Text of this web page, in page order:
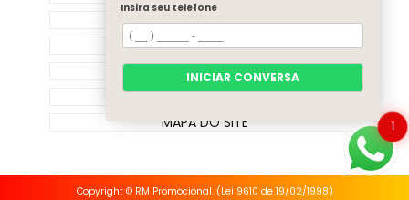
SOBRE NÓS
PRODUTOS
CATEGORIAS
CONTATO
MAPA DO SITE
Copyright © RM Promocional. (Lei 9610 de 19/02/1998)
1
Insira seu telefone
INICIAR CONVERSA